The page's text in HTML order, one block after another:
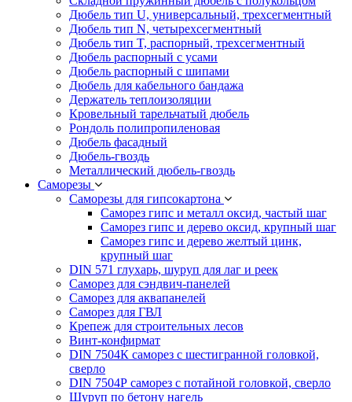
Дюбель тип U, универсальный, трехсегментный
Дюбель тип N, четырехсегментный
Дюбель тип T, распорный, трехсегментный
Дюбель распорный с усами
Дюбель распорный с шипами
Дюбель для кабельного бандажа
Держатель теплоизоляции
Кровельный тарельчатый дюбель
Рондоль полипропиленовая
Дюбель фасадный
Дюбель-гвоздь
Металлический дюбель-гвоздь
Саморезы
Саморезы для гипсокартона
Саморез гипс и металл оксид, частый шаг
Саморез гипс и дерево оксид, крупный шаг
Саморез гипс и дерево желтый цинк,
крупный шаг
DIN 571 глухарь, шуруп для лаг и реек
Саморез для сэндвич-панелей
Саморез для аквапанелей
Саморез для ГВЛ
Крепеж для строительных лесов
Винт-конфирмат
DIN 7504К саморез с шестигранной головкой,
сверло
DIN 7504Р саморез с потайной головкой, сверло
Шуруп по бетону нагель